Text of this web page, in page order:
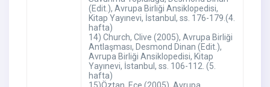
(Edit.), Avrupa Birliği Ansiklopedisi,
Kitap Yayınevi, İstanbul, ss. 176-179.(4.
hafta)
14) Church, Clive (2005), Avrupa Birliği
Antlaşması, Desmond Dinan (Edit.),
Avrupa Birliği Ansiklopedisi, Kitap
Yayınevi, İstanbul, ss. 106-112. (5.
hafta)